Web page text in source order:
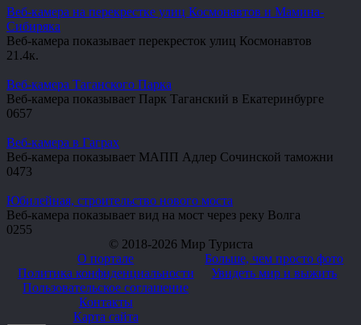
Веб-камера на перекрестке улиц Космонавтов и Мамина-
Сибиряка
Веб-камера показывает перекресток улиц Космонавтов
21.4к.
Веб-камера Таганского Парка
Веб-камера показывает Парк Таганский в Екатеринбурге
0657
Веб-камера в Гаграх
Веб-камера показывает МАПП Адлер Сочинской таможни
0473
Юбилейная, строительство нового моста
Веб-камера показывает вид на мост через реку Волга
0255
© 2018-2026 Мир Туриста
О портале
Политика конфиденциальности
Пользовательское соглашение
Контакты
Карта сайта
Больше, чем просто фото
Увидеть мир и выжить